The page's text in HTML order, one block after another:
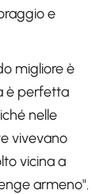
e
migliore è
è perfetta
nelle
vivevano
vicina a
armeno".